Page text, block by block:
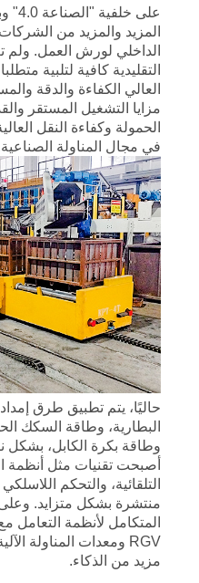
اتصل
أخبار
اطلب
اقتباس
خريطة
الموقع
PRIVACY
POLICY
على
المزيد والمزيد من
الداخلي لورش العمل. ولم
التقليدية كافية لتلبية
مزايا التشغيل المستقر
الحمولة وكفاءة النقل
في مجال المناولة
حاليًا، يتم تطبيق طرق
البطارية، وطاقة السكك
وطاقة بكرة الكابل،
أصبحت تقنيات مثل أنظمة
منتشرة بشكل متزايد.
المتكامل لأنظمة التعامل
مزيد من الذكاء.